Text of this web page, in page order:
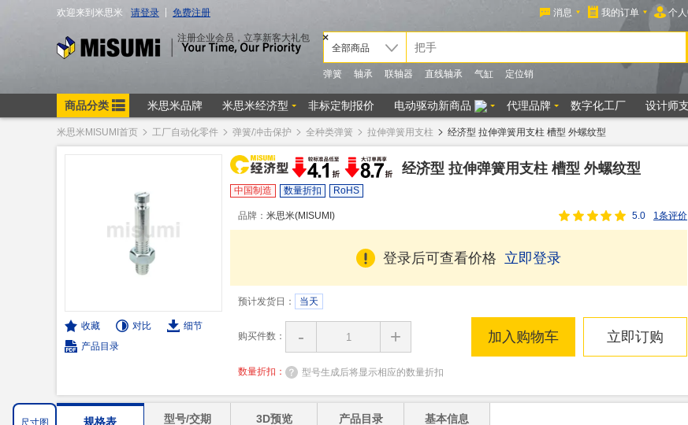
米思米MISUMI首页 工厂自动化零件 弹簧/冲击保护 全种类弹簧 拉伸弹簧用支柱 经济型 拉伸弹簧用支柱 槽型 外螺纹型
收藏 对比
细节
产品目录
经济型 拉伸弹簧用支柱 槽型 外螺纹型
中国制造 数量折扣 RoHS
品牌： 米思米(MISUMI) 5.0 1条评价
登录后可查看价格 立即登录
预计发货日： 当天
购买件数： - +
数量折扣： 型号生成后将显示相应的数量折扣
加入购物车 立即订购
规格表 型号/交期 3D预览 产品目录 基本信息
尺寸图